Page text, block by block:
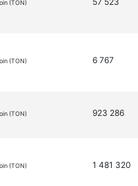
(TON)
(TON) 6 767
(TON) 923 286
(TON) 1 481 320